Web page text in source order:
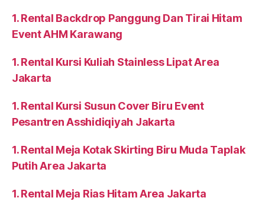
1. Rental Backdrop Panggung Dan Tirai Hitam
Event AHM Karawang
1. Rental Kursi Kuliah Stainless Lipat Area
Jakarta
1. Rental Kursi Susun Cover Biru Event
Pesantren Asshidiqiyah Jakarta
1. Rental Meja Kotak Skirting Biru Muda Taplak
Putih Area Jakarta
1. Rental Meja Rias Hitam Area Jakarta